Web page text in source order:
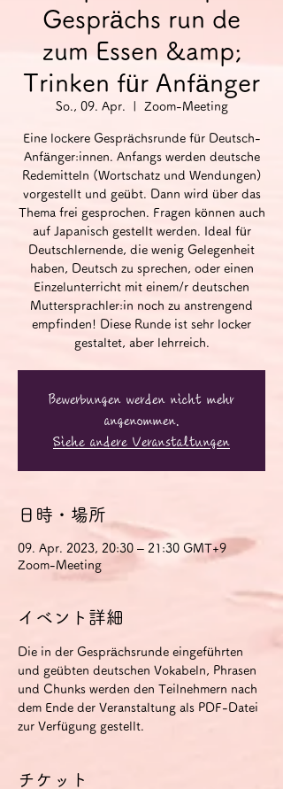
Gesprächs run de
zum Essen &amp;
Trinken für Anfänger
So., 09. Apr. Zoom-Meeting
Eine lockere Gesprächsrunde für Deutsch-
Anfänger:innen. Anfangs werden deutsche
Redemitteln (Wortschatz und Wendungen)
vorgestellt und geübt. Dann wird über das
Thema frei gesprochen. Fragen können auch
auf Japanisch gestellt werden. Ideal für
Deutschlernende, die wenig Gelegenheit
haben, Deutsch zu sprechen, oder einen
Einzelunterricht mit einem/r deutschen
Muttersprachler:in noch zu anstrengend
empfinden! Diese Runde ist sehr locker
gestaltet, aber lehrreich.
Bewerbungen werden nicht mehr
angenommen.
Siehe andere Veranstaltungen
日時・場所
09. Apr. 2023, 20:30 – 21:30 GMT+9
Zoom-Meeting
イベント詳細
Die in der Gesprächsrunde eingeführten
und geübten deutschen Vokabeln, Phrasen
und Chunks werden den Teilnehmern nach
dem Ende der Veranstaltung als PDF-Datei
zur Verfügung gestellt.
チケット